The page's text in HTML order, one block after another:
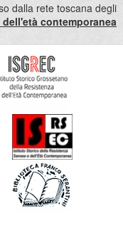
dalla rete toscana degli
contemporanea